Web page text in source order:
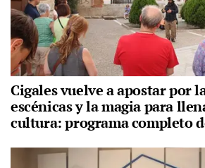
Cigales vuelve a apostar por
escénicas y la magia para
cultura: programa completo